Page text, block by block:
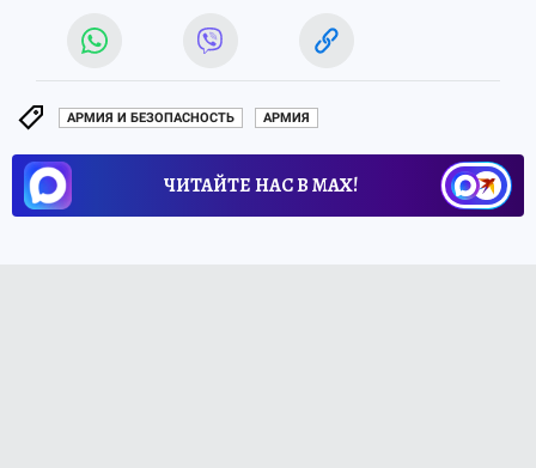
АРМИЯ И БЕЗОПАСНОСТЬ АРМИЯ
ЧИТАЙТЕ НАС В МАХ!